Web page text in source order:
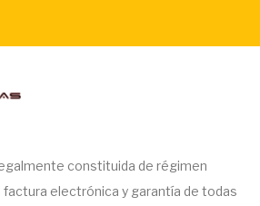
constituida de régimen
electrónica y garantía de todas